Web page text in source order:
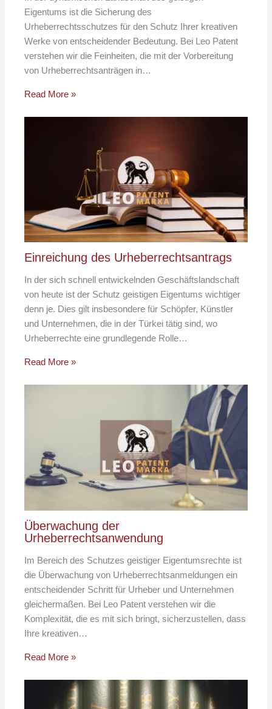
Eigentums ist die Sicherung des
Urheberrechtsschutzes für den Schutz Ihrer kreativen
Werke von entscheidender Bedeutung. Bei Leo Patent
verstehen wir die Feinheiten, die mit der Vorbereitung
von Urheberrechtsanträgen in…
Read More »
Einreichung des Urheberrechtsantrags
In der sich schnell entwickelnden Geschäftslandschaft
von heute ist der Schutz geistigen Eigentums wichtiger
denn je. Dies gilt insbesondere für Schöpfer, Künstler
und Unternehmen, die in der Türkei tätig sind, wo
Urheberrechte eine grundlegende Rolle…
Read More »
Überwachung der
Urheberrechtsanwendung
Im Bereich des Schutzes geistiger Eigentumsrechte ist
die Überwachung von Urheberrechtsanmeldungen ein
entscheidender Schritt für Urheber und Unternehmen
gleichermaßen. Bei Leo Patent verstehen wir die
Komplexität, die es mit sich bringt, sicherzustellen, dass
Ihre kreativen…
Read More »